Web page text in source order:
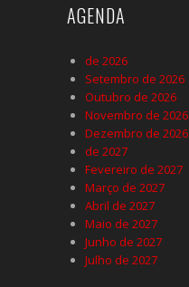
AGENDA
de 2026
Setembro de 2026
Outubro de 2026
Novembro de 2026
Dezembro de 2026
de 2027
Fevereiro de 2027
Março de 2027
Abril de 2027
Maio de 2027
Junho de 2027
Julho de 2027